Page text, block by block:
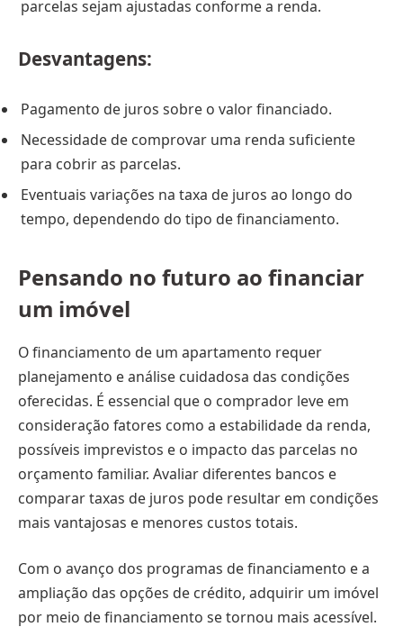
parcelas sejam ajustadas conforme a renda.
Desvantagens:
Pagamento de juros sobre o valor financiado.
Necessidade de comprovar uma renda suficiente
para cobrir as parcelas.
Eventuais variações na taxa de juros ao longo do
tempo, dependendo do tipo de financiamento.
Pensando no futuro ao financiar
um imóvel
O financiamento de um apartamento requer
planejamento e análise cuidadosa das condições
oferecidas. É essencial que o comprador leve em
consideração fatores como a estabilidade da renda,
possíveis imprevistos e o impacto das parcelas no
orçamento familiar. Avaliar diferentes bancos e
comparar taxas de juros pode resultar em condições
mais vantajosas e menores custos totais.
Com o avanço dos programas de financiamento e a
ampliação das opções de crédito, adquirir um imóvel
por meio de financiamento se tornou mais acessível.